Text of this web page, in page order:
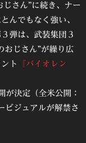
じさん”に続き、ナー
んでもなく強い、
弾は、武装集団３
おじさん”が繰り広
ト
『バイオレン
決定（全米公開：
ビジュアルが解禁さ